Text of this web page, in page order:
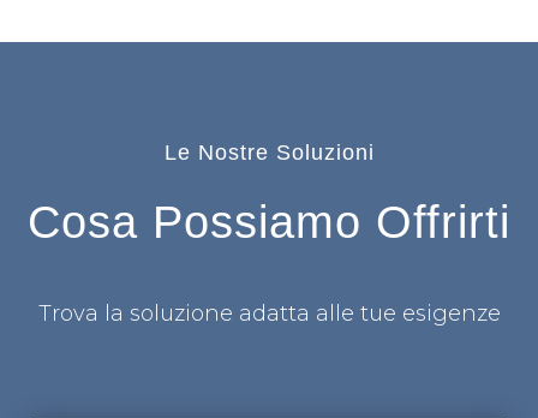
Le Nostre Soluzioni
Cosa Possiamo Offrirti
Trova la soluzione adatta alle tue esigenze